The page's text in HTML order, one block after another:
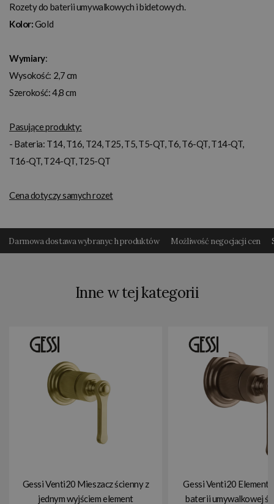
Rozety do baterii umywalkowych i bidetowych.
Kolor:Gold
Wymiary:
Wysokość: 2,7 cm
Szerokość: 4,8 cm
Pasujące produkty:
- Bateria: T14, T16, T24, T25, T5, T5-QT, T6, T6-QT, T14-QT,
T16-QT, T24-QT, T25-QT
Cena dotyczy samych rozet
Darmowa dostawa wybranyc h produktów Możliwość negocjacji cen
Inne w tej kategorii
Gessi Venti20 Mieszacz ścienny z
jednym wyjściem element
Gessi Venti20 Element
baterii umywalkowej